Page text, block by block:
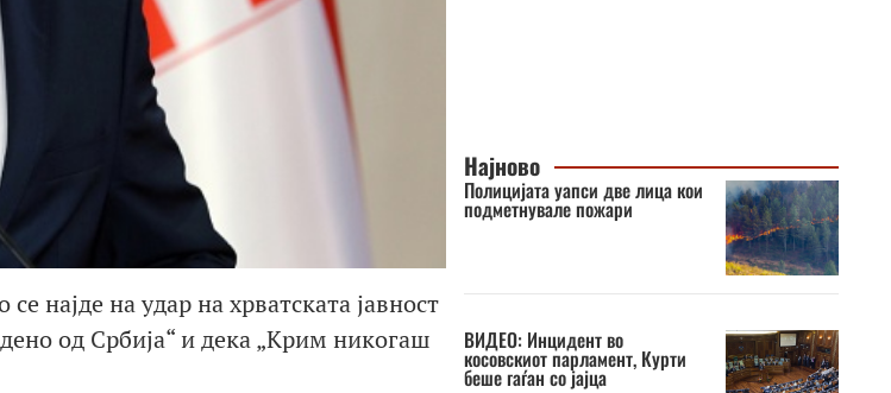
најде на удар на хрватската јавност
од Србија“ и дека „Крим никогаш
Најново
Полицијата уапси две лица кои
подметнувале пожари
ВИДЕО: Инцидент во
косовскиот парламент, Курти
беше гаѓан со јајца